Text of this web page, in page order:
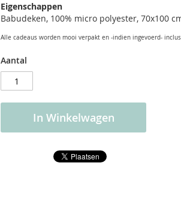
Eigenschappen
Babudeken, 100% micro polyester, 70x100
Alle cadeaus worden mooi verpakt en -indien ingevoerd-
Aantal
In Winkelwagen